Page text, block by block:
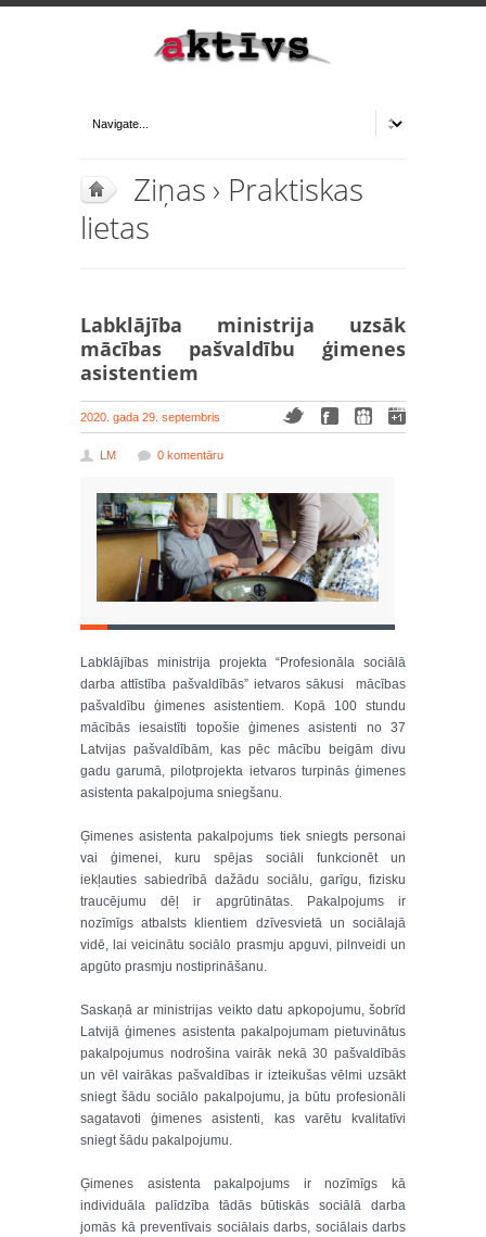
Ziņas › Praktiskas
lietas
Labklājība ministrija uzsāk
mācības pašvaldību ģimenes
asistentiem
2020. gada 29. septembris
LM 0 komentāru
Labklājības ministrija projekta “Profesionāla sociālā
darba attīstība pašvaldībās” ietvaros sākusi mācības
pašvaldību ģimenes asistentiem. Kopā 100 stundu
mācībās iesaistīti topošie ģimenes asistenti no 37
Latvijas pašvaldībām, kas pēc mācību beigām divu
gadu garumā, pilotprojekta ietvaros turpinās ģimenes
asistenta pakalpojuma sniegšanu.
Ģimenes asistenta pakalpojums tiek sniegts personai
vai ģimenei, kuru spējas sociāli funkcionēt un
iekļauties sabiedrībā dažādu sociālu, garīgu, fizisku
traucējumu dēļ ir apgrūtinātas. Pakalpojums ir
nozīmīgs atbalsts klientiem dzīvesvietā un sociālajā
vidē, lai veicinātu sociālo prasmju apguvi, pilnveidi un
apgūto prasmju nostiprināšanu.
Saskaņā ar ministrijas veikto datu apkopojumu, šobrīd
Latvijā ģimenes asistenta pakalpojumam pietuvinātus
pakalpojumus nodrošina vairāk nekā 30 pašvaldībās
un vēl vairākas pašvaldības ir izteikušas vēlmi uzsākt
sniegt šādu sociālo pakalpojumu, ja būtu profesionāli
sagatavoti ģimenes asistenti, kas varētu kvalitatīvi
sniegt šādu pakalpojumu.
Ģimenes asistenta pakalpojums ir nozīmīgs kā
individuāla palīdzība tādās būtiskās sociālā darba
jomās kā preventīvais sociālais darbs, sociālais darbs